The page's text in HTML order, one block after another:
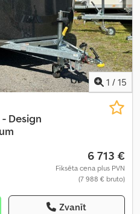
1 / 15
- Design
6 713 €
Fiksēta cena plus PVN
(7 988 € bruto)
Zvanīt